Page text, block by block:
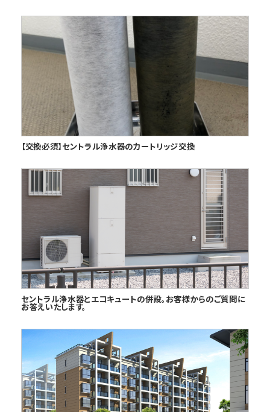
【交換必須】セントラル浄水器のカートリッジ交換
セントラル浄水器とエコキュートの併設。お客様からのご質問に
お答えいたします。